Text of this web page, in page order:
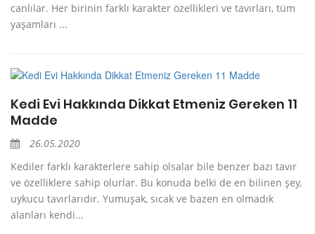
canlılar. Her birinin farklı karakter özellikleri ve tavırları, tüm
yaşamları ...
Kedi Evi Hakkında Dikkat Etmeniz Gereken 11
Madde
26.05.2020
Kediler farklı karakterlere sahip olsalar bile benzer bazı tavır
ve özelliklere sahip olurlar. Bu konuda belki de en bilinen şey,
uykucu tavırlarıdır. Yumuşak, sıcak ve bazen en olmadık
alanları kendi...